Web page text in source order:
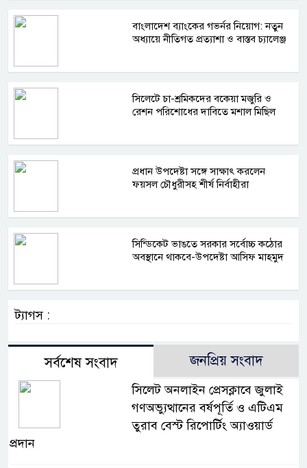
বাংলাদেশ ব্যাংকের গভর্নর নিয়োগ: নতুন
অধ্যায়ে নীতিগত প্রত্যাশা ও বাস্তব চ্যালেঞ্জ
সিলেটে চা-শ্রমিকদের বকেয়া মজুরি ও
রেশন পরিশোধের দাবিতে মশাল মিছিল
প্রধান উপদেষ্টা সঙ্গে সাক্ষাৎ করলেন
ফয়সল চৌধুরীসহ শীর্ষ নির্বাহীরা
সিন্ডিকেট ভাঙতে সরকার সর্বোচ্চ কঠোর
অবস্থানে থাকবে-উপদেষ্টা আসিফ মাহমুদ
ট্যাগস :
সর্বশেষ সংবাদ জনপ্রিয় সংবাদ
সিলেট অনলাইন প্রেসক্লাবে জুলাই
গণঅভ্যুত্থানের বর্ষপূর্তি ও এটিএম
তুরাব বেস্ট রিপোর্টিং অ্যাওয়ার্ড
প্রদান